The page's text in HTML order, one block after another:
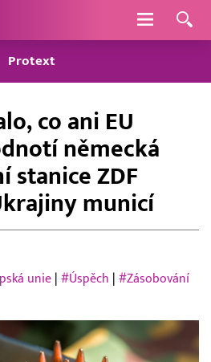
Navigace
Protext
co ani EU
německá
stanice ZDF
municí
unie #Úspěch
#Zásobování